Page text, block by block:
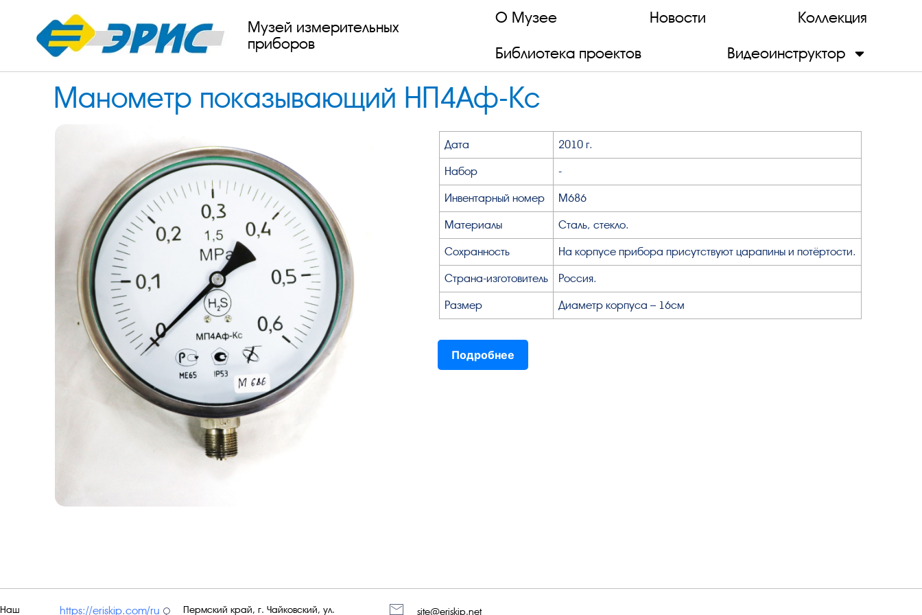
Музей измерительных
приборов
О Музее Новости Коллекция
Библиотека проектов Видеоинструктор
Манометр показывающий НП4Аф-Кс
Дата 2010 г.
Набор -
Инвентарный номер М686
Материалы Сталь, стекло.
Сохранность На корпусе прибора присутствуют царапины и потёртости.
Страна-изготовитель Россия.
Размер Диаметр корпуса – 16см
Подробнее
Наш https://eriskip.com/ru Пермский край, г. Чайковский, ул. site@eriskip.net